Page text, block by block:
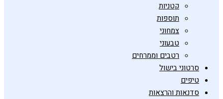
קטניות
תוספות
צמחוני
טבעוני
רטבים וממרחים
סרטוני בישול
טיפים
סדנאות והרצאות